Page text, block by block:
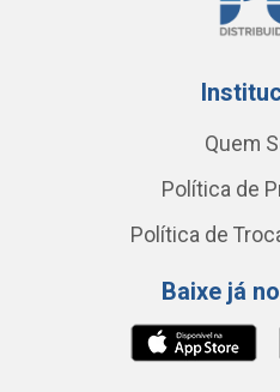
Quem
Política de
Política de
Baixe já